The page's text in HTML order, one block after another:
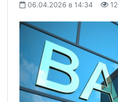
06.04.2026 в 14:34